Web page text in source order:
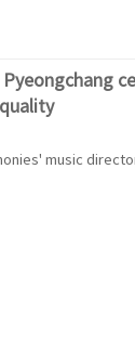
music